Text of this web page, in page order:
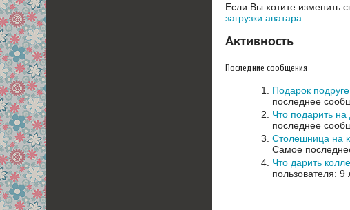
Если Вы хотите изменить
загрузки аватара
Активность
Последние сообщения
Подарок подруге
последнее
Что подарить
последнее
Столешница на
Самое
Что дарить
пользователя: 9